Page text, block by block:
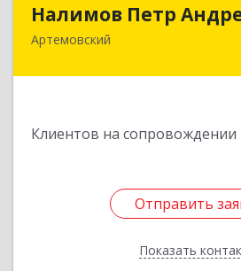
Налимов Петр
Артемовский
Клиентов на сопровождении
Отправить
Показать
623780, Свердловская
Отправить
Назад